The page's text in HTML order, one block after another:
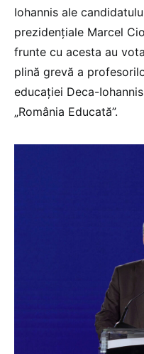
Iohannis ale
prezidențiale Marcel
frunte cu acesta au
plină grevă a
educației Deca-
„România Educată”.